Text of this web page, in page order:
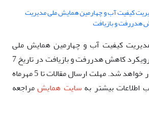
کیفیت آب و چهارمین همایش ملی
مدیریت مصرف آب با رویکرد کاهش هدررفت و بازیافت در تاریخ 7
تا 9 آذرماه 1402 برگزار خواهد شد. مهلت ارسال مقالات تا 5 مهرماه
سایت همایشمراجعه